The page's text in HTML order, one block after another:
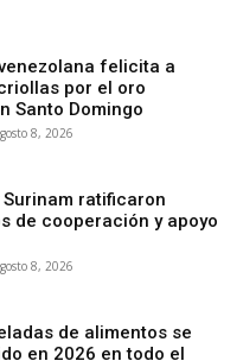
felicita a
por el oro
Santo Domingo
8, 2026
ratificaron
de cooperación y apoyo
8, 2026
de alimentos se
en 2026 en todo el